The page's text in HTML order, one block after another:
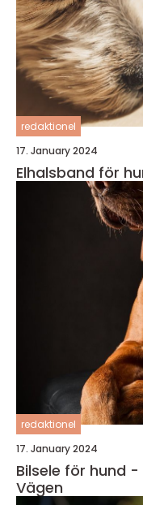
redaktionel
17. January 2024
Elhalsband för
redaktionel
17. January 2024
Bilsele för hund
Vägen